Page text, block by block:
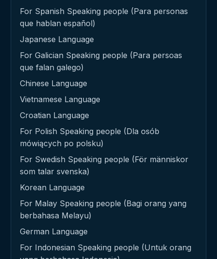
For Spanish Speaking people (Para personas
que hablan español)
Japanese Language
For Galician Speaking people (Para persoas
que falan galego)
Chinese Language
Vietnamese Language
Croatian Language
For Polish Speaking people (Dla osób
mówiących po polsku)
For Swedish Speaking people (För människor
som talar svenska)
Korean Language
For Malay Speaking people (Bagi orang yang
berbahasa Melayu)
German Language
For Indonesian Speaking people (Untuk orang